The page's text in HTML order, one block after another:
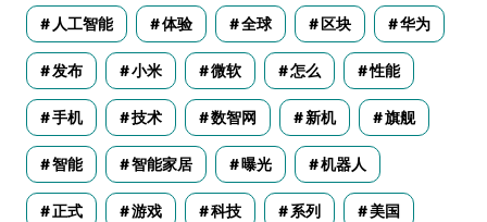
人工智能 体验 全球 区块 华为
发布 小米 微软 怎么 性能
手机 技术 数智网 新机 旗舰
智能 智能家居 曝光 机器人
正式 游戏 科技 系列 美国